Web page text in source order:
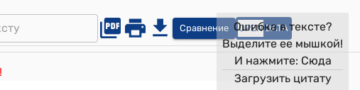
Сравнение OPEN DATA
Ошибка в тексте?
Выделите ее мышкой!
И нажмите: Сюда
Загрузить цитату